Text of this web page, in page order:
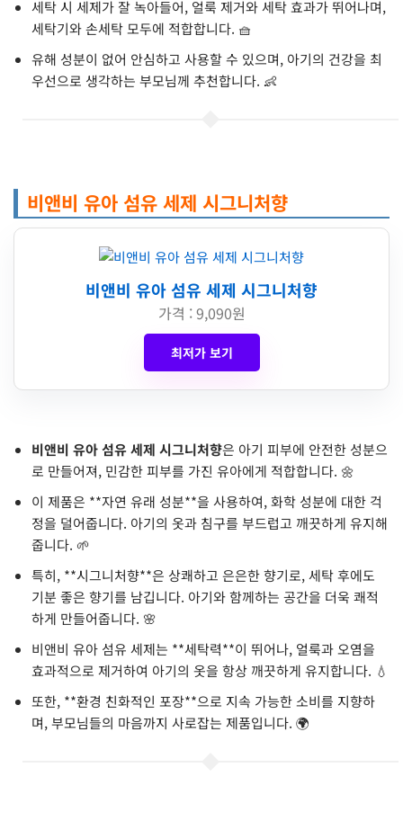
세탁 시 세제가 잘 녹아들어, 얼룩 제거와 세탁 효과가 뛰어나며,
세탁기와 손세탁 모두에 적합합니다. 🧺
유해 성분이 없어 안심하고 사용할 수 있으며, 아기의 건강을 최
우선으로 생각하는 부모님께 추천합니다. 👶
비앤비 유아 섬유 세제 시그니처향
비앤비 유아 섬유 세제 시그니처향
가격 : 9,090원
최저가 보기
비앤비 유아 섬유 세제 시그니처향은 아기 피부에 안전한 성분으
로 만들어져, 민감한 피부를 가진 유아에게 적합합니다. 🌼
이 제품은 **자연 유래 성분**을 사용하여, 화학 성분에 대한 걱
정을 덜어줍니다. 아기의 옷과 침구를 부드럽고 깨끗하게 유지해
줍니다. 🌱
특히, **시그니처향**은 상쾌하고 은은한 향기로, 세탁 후에도
기분 좋은 향기를 남깁니다. 아기와 함께하는 공간을 더욱 쾌적
하게 만들어줍니다. 🌸
비앤비 유아 섬유 세제는 **세탁력**이 뛰어나, 얼룩과 오염을
효과적으로 제거하여 아기의 옷을 항상 깨끗하게 유지합니다. 💧
또한, **환경 친화적인 포장**으로 지속 가능한 소비를 지향하
며, 부모님들의 마음까지 사로잡는 제품입니다. 🌍